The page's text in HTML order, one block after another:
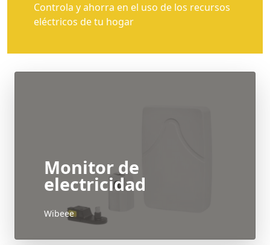
Controla y ahorra en el uso de los recursos
eléctricos de tu hogar
Monitor de
electricidad
Wibeee